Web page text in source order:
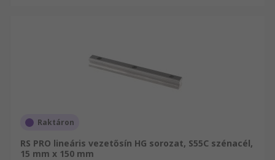
Raktáron
RS PRO lineáris vezetősín HG sorozat, S55C szénacél,
15 mm x 150 mm